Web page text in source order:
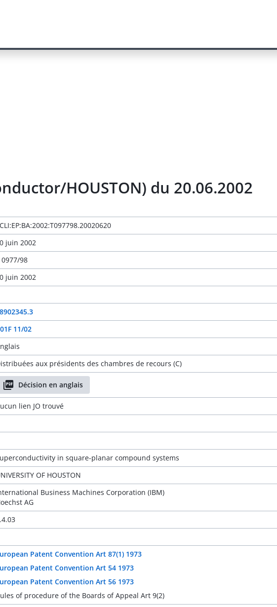
HOUSTON) du 20.06.2002
juin 2002
0977/98
juin 2002
11/02
aux présidents des chambres de recours (C)
Décision en anglais
lien JO trouvé
in square-planar compound systems
OF HOUSTON
Business Machines Corporation (IBM)
AG
Patent Convention Art 87(1) 1973
Patent Convention Art 54 1973
Patent Convention Art 56 1973
of procedure of the Boards of Appeal Art 9(2)